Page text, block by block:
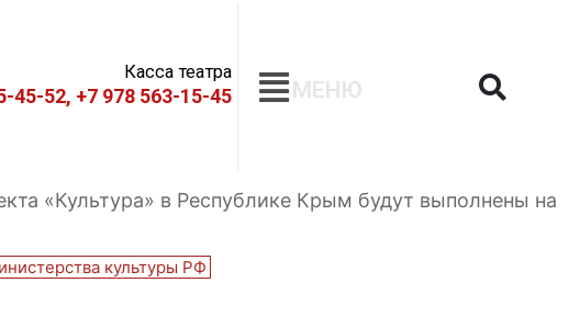
Касса театра
45-52, +7 978 563-15-45 МЕНЮ
«Культура» в Республике Крым будут выполнены на
культуры РФ